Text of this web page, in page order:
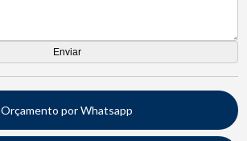
Orçamento por Whatsapp